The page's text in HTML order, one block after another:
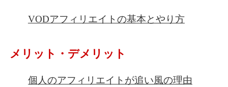
VODアフィリエイトの基本とやり方
メリット・デメリット
個人のアフィリエイトが追い風の理由